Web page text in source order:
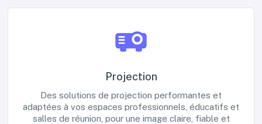
Projection
Des solutions de projection performantes et
adaptées à vos espaces professionnels, éducatifs et
salles de réunion, pour une image claire, fiable et